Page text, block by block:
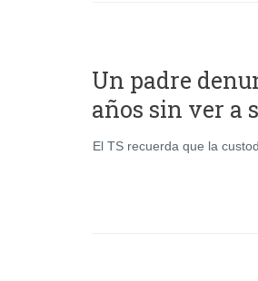
Un padre
años sin ver a
El TS recuerda que la